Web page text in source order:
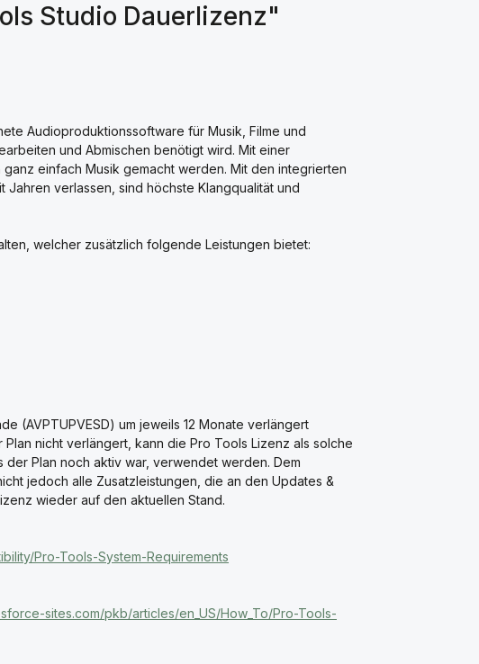
Studio Dauerlizenz"
Audioproduktionssoftware für Musik, Filme und
und Abmischen benötigt wird. Mit einer
einfach Musik gemacht werden. Mit den integrierten
verlassen, sind höchste Klangqualität und
welcher zusätzlich folgende Leistungen bietet:
(AVPTUPVESD) um jeweils 12 Monate verlängert
nicht verlängert, kann die Pro Tools Lizenz als solche
Plan noch aktiv war, verwendet werden. Dem
jedoch alle Zusatzleistungen, die an den Updates &
wieder auf den aktuellen Stand.
Pro-Tools-System-Requirements
sites.com/pkb/articles/en_US/How_To/Pro-Tools-